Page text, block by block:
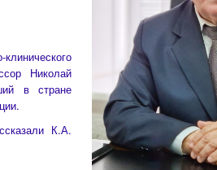
Николай
в стране
К.А.